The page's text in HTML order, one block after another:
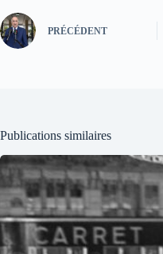
PRÉCÉDENT
Publications similaires